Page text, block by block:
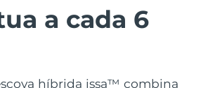
a cada 6
híbrida issa™ combina